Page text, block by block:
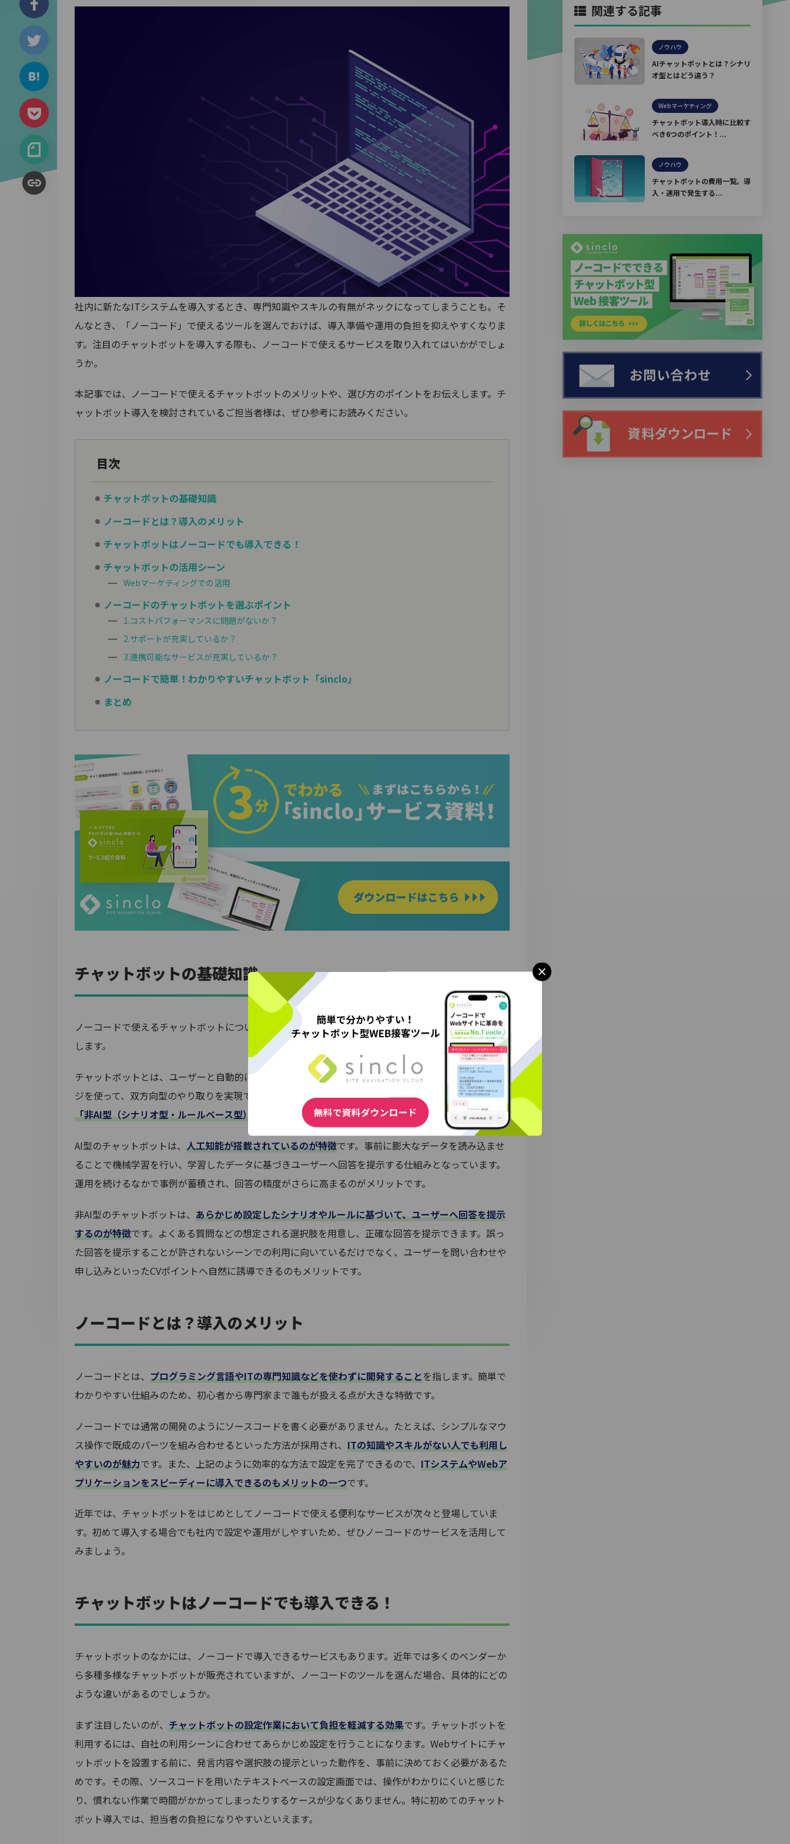
社内に新たなITシステムを導入するとき、専門知識やスキルの有無がネックになってしまうことも。そ
んなとき、「ノーコード」で使えるツールを選んでおけば、導入準備や運用の負担を抑えやすくなりま
す。注目のチャットボットを導入する際も、ノーコードで使えるサービスを取り入れてはいかがでしょ
うか。
本記事では、ノーコードで使えるチャットボットのメリットや、選び方のポイントをお伝えします。チ
ャットボット導入を検討されているご担当者様は、ぜひ参考にお読みください。
目次
チャットボットの基礎知識
ノーコードとは？導入のメリット
チャットボットはノーコードでも導入できる！
チャットボットの活用シーン
Webマーケティングでの活用
ノーコードのチャットボットを選ぶポイント
1.コストパフォーマンスに問題がないか？
2.サポートが充実しているか？
3.連携可能なサービスが充実しているか？
ノーコードで簡単！わかりやすいチャットボット「sinclo」
まとめ
チャットボットの基礎知識
ノーコードで使えるチャットボットについて解説するうえで、まずはチャットボットの基本からお伝え
します。
チャットボットとは、ユーザーと自動的にコミュニケーションを取れるツールです。テキストメッセー
ジを使って、双方向型のやり取りを実現できます。チャットボットは、主に「AI型（機械学習型）」と
「非AI型（シナリオ型・ルールベース型）」
の種類に分けられます。
AI型のチャットボットは、 人工知能が搭載されているのが特徴です。事前に膨大なデータを読み込ませ
ることで機械学習を行い、学習したデータに基づきユーザーへ回答を提示する仕組みとなっています。
運用を続けるなかで事例が蓄積され、回答の精度がさらに高まるのがメリットです。
非AI型のチャットボットは、 あらかじめ設定したシナリオやルールに基づいて、ユーザーへ回答を提示
するのが特徴です。よくある質問などの想定される選択肢を用意し、正確な回答を提示できます。誤っ
た回答を提示することが許されないシーンでの利用に向いているだけでなく、ユーザーを問い合わせや
申し込みといったCVポイントへ自然に誘導できるのもメリットです。
ノーコードとは？導入のメリット
ノーコードとは、 プログラミング言語やITの専門知識などを使わずに開発することを指します。簡単で
わかりやすい仕組みのため、初心者から専門家まで誰もが扱える点が大きな特徴です。
ノーコードでは通常の開発のようにソースコードを書く必要がありません。たとえば、シンプルなマウ
ス操作で既成のパーツを組み合わせるといった方法が採用され、 ITの知識やスキルがない人でも利用し
やすいのが魅力です。また、上記のように効率的な方法で設定を完了できるので、 ITシステムやWebア
プリケーションをスピーディーに導入できるのもメリットの一つです。
近年では、チャットボットをはじめとしてノーコードで使える便利なサービスが次々と登場していま
す。初めて導入する場合でも社内で設定や運用がしやすいため、ぜひノーコードのサービスを活用して
みましょう。
チャットボットはノーコードでも導入できる！
チャットボットのなかには、ノーコードで導入できるサービスもあります。近年では多くのベンダーか
ら多種多様なチャットボットが販売されていますが、ノーコードのツールを選んだ場合、具体的にどの
ような違いがあるのでしょうか。
まず注目したいのが、 チャットボットの設定作業において負担を軽減する効果です。チャットボットを
利用するには、自社の利用シーンに合わせてあらかじめ設定を行うことになります。Webサイトにチャ
ットボットを設置する前に、発言内容や選択肢の提示といった動作を、事前に決めておく必要があるた
めです。その際、ソースコードを用いたテキストベースの設定画面では、操作がわかりにくいと感じた
り、慣れない作業で時間がかかってしまったりするケースが少なくありません。特に初めてのチャット
ボット導入では、担当者の負担になりやすいといえます。
関連する記事
ノウハウ
AIチャットボットとは？シナリ
オ型とはどう違う？
Webマーケティング
チャットボット導入時に比較す
べき6つのポイント！...
ノウハウ
チャットボットの費用一覧。導
入・運用で発生する...